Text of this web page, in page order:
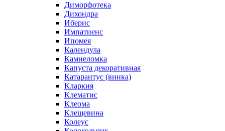
Диморфотека
Дихондра
Иберис
Импатиенс
Ипомея
Календула
Камнеломка
Капуста декоративная
Катарантус (винка)
Кларкия
Клематис
Клеома
Клещевина
Колеус